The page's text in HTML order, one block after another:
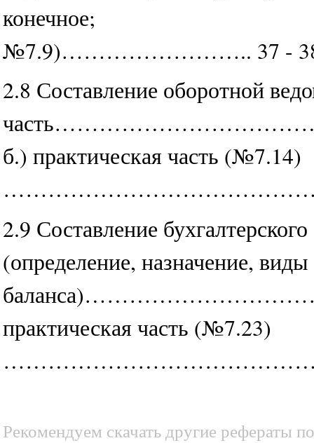
конечное;
№7.9)…………………….. 37 -
2.8 Составление оборотной
б.) практическая часть (№7.14)
2.9 Составление
(определение, назначение,
практическая часть (№7.23)
Рекомендуем скачать другие рефераты